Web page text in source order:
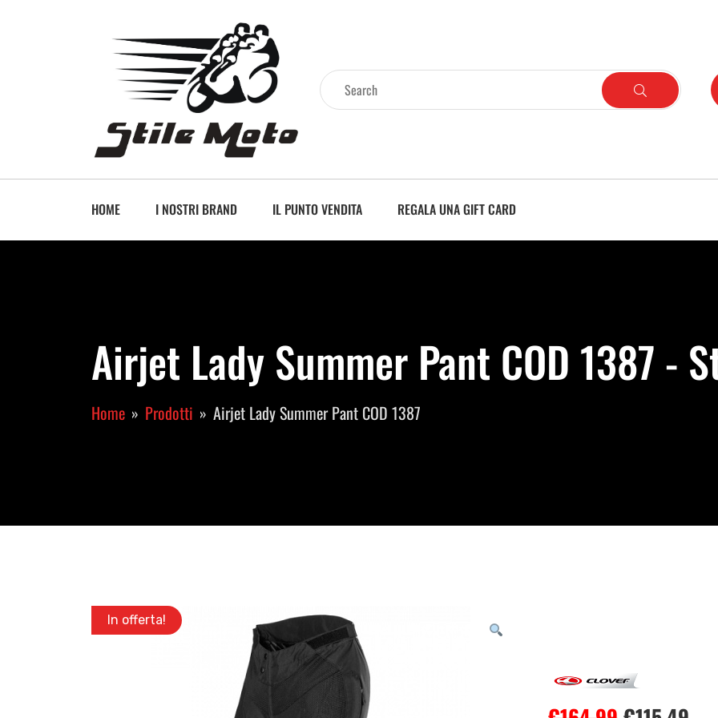
HOME I NOSTRI BRAND IL PUNTO VENDITA REGALA UNA GIFT CARD
Airjet Lady Summer Pant COD 1387 -
Home Prodotti Airjet Lady Summer Pant COD 1387
In offerta!